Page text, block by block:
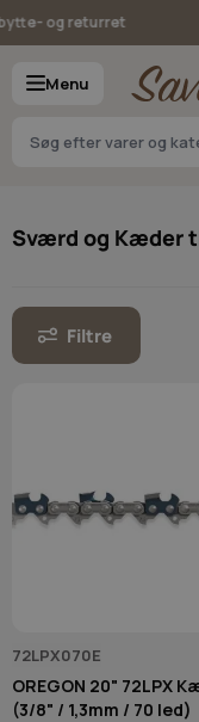
Skip to Content
og returret
Menu
Sværd og Kæder
Filtre
72LPX070E
OREGON 20" 72LPX
(3/8" / 1,3mm / 70 led)